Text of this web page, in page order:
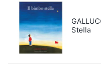
e
Beauty
disney
DVD
Film
Vedi
Stella